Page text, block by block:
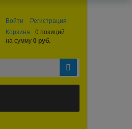
Войти
Регистрация
Корзина
0 позиций
на сумму0 руб.